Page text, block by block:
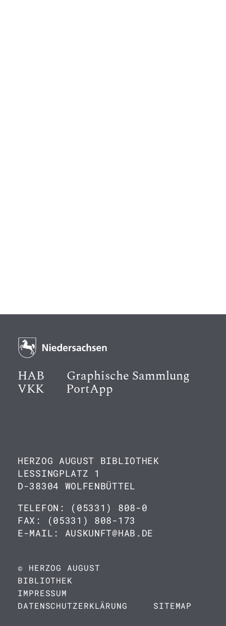
HAB Graphische Sammlung
VKK PortApp
HERZOG AUGUST BIBLIOTHEK
LESSINGPLATZ 1
D-38304 WOLFENBÜTTEL
TELEFON: (05331) 808-0
FAX: (05331) 808-173
E-MAIL: AUSKUNFT@HAB.DE
© HERZOG AUGUST
BIBLIOTHEK
IMPRESSUM
DATENSCHUTZERKLÄRUNG
SITEMAP